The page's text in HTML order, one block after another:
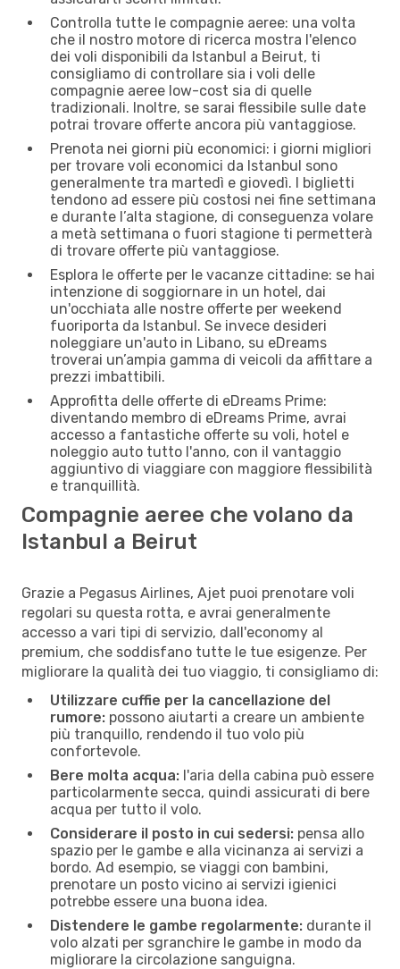
Controlla tutte le compagnie aeree: una volta
che il nostro motore di ricerca mostra l'elenco
dei voli disponibili da Istanbul a Beirut, ti
consigliamo di controllare sia i voli delle
compagnie aeree low-cost sia di quelle
tradizionali. Inoltre, se sarai flessibile sulle date
potrai trovare offerte ancora più vantaggiose.
Prenota nei giorni più economici: i giorni migliori
per trovare voli economici da Istanbul sono
generalmente tra martedì e giovedì. I biglietti
tendono ad essere più costosi nei fine settimana
e durante l’alta stagione, di conseguenza volare
a metà settimana o fuori stagione ti permetterà
di trovare offerte più vantaggiose.
Esplora le offerte per le vacanze cittadine: se hai
intenzione di soggiornare in un hotel, dai
un'occhiata alle nostre offerte per weekend
fuoriporta da Istanbul. Se invece desideri
noleggiare un'auto in Libano, su eDreams
troverai un’ampia gamma di veicoli da affittare a
prezzi imbattibili.
Approfitta delle offerte di eDreams Prime:
diventando membro di eDreams Prime, avrai
accesso a fantastiche offerte su voli, hotel e
noleggio auto tutto l'anno, con il vantaggio
aggiuntivo di viaggiare con maggiore flessibilità
e tranquillità.
Compagnie aeree che volano da
Istanbul a Beirut
Grazie a Pegasus Airlines, Ajet puoi prenotare voli
regolari su questa rotta, e avrai generalmente
accesso a vari tipi di servizio, dall'economy al
premium, che soddisfano tutte le tue esigenze. Per
migliorare la qualità dei tuo viaggio, ti consigliamo di:
Utilizzare cuffie per la cancellazione del
rumore: possono aiutarti a creare un ambiente
più tranquillo, rendendo il tuo volo più
confortevole.
Bere molta acqua: l'aria della cabina può essere
particolarmente secca, quindi assicurati di bere
acqua per tutto il volo.
Considerare il posto in cui sedersi: pensa allo
spazio per le gambe e alla vicinanza ai servizi a
bordo. Ad esempio, se viaggi con bambini,
prenotare un posto vicino ai servizi igienici
potrebbe essere una buona idea.
Distendere le gambe regolarmente: durante il
volo alzati per sgranchire le gambe in modo da
migliorare la circolazione sanguigna.